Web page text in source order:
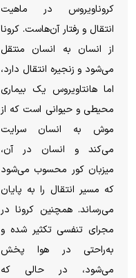
کروناویروس در ماهیت
انتقال و رفتار آن‌هاست. کرونا
از انسان به انسان منتقل
می‌شود و زنجیره انتقال دارد،
اما هانتاویروس یک بیماری
محیطی و حیوانی است که از
موش به انسان سرایت
می‌کند و انسان در آن،
میزبان کور محسوب می‌شود
که مسیر انتقال را به پایان
می‌رساند. همچنین کرونا در
مجرای تنفسی تکثیر شده و
به‌راحتی در هوا پخش
می‌شود، در حالی که